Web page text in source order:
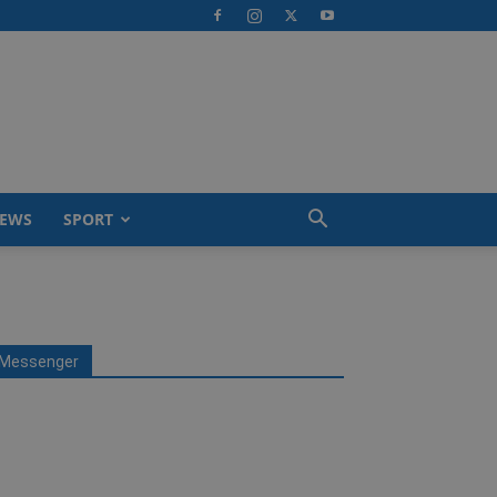
SPORT
Messenger